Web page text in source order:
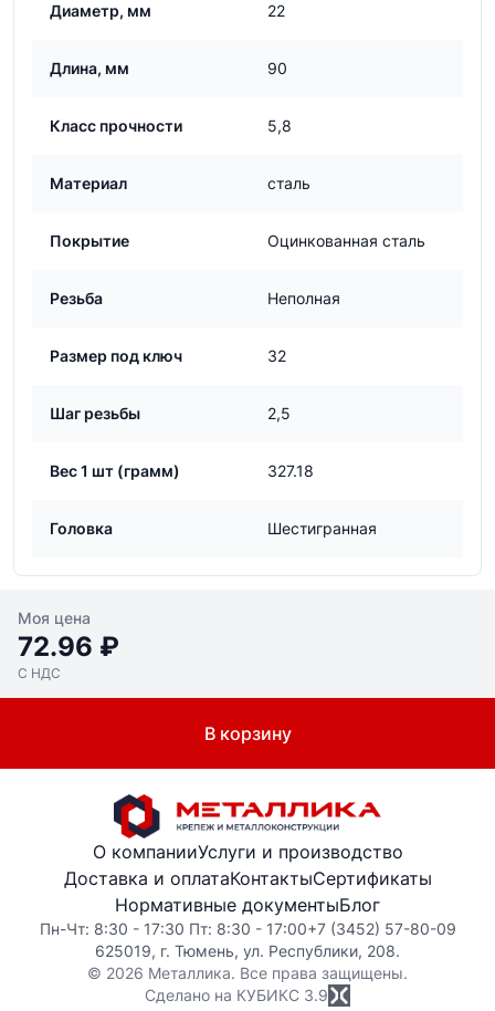
Диаметр, мм 22
Длина, мм 90
Класс прочности 5,8
Материал сталь
Покрытие Оцинкованная сталь
Резьба Неполная
Размер под ключ 32
Шаг резьбы 2,5
Вес 1 шт (грамм) 327.18
Головка Шестигранная
Моя цена
72.96 ₽
С НДС
В корзину
О компанииУслуги и производство
Доставка и оплатаКонтактыСертификаты
Нормативные документыБлог
Пн-Чт: 8:30 - 17:30 Пт: 8:30 - 17:00+7 (3452) 57-80-09
625019, г. Тюмень, ул. Республики, 208.
© 2026 Металлика. Все права защищены.
Сделано на КУБИКС 3.9